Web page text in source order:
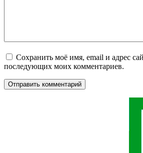
Сохранить моё имя, email и адрес
последующих моих комментариев.